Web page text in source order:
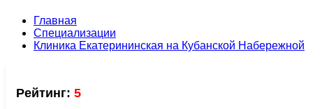
Главная
Специализации
Клиника Екатерининская на Кубанской Набережной
Рейтинг: 5